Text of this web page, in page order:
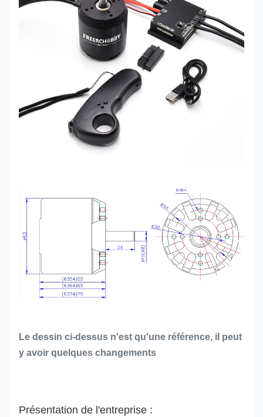
Le dessin ci-dessus n'est qu'une référence, il peut
y avoir quelques changements
Présentation de l'entreprise :